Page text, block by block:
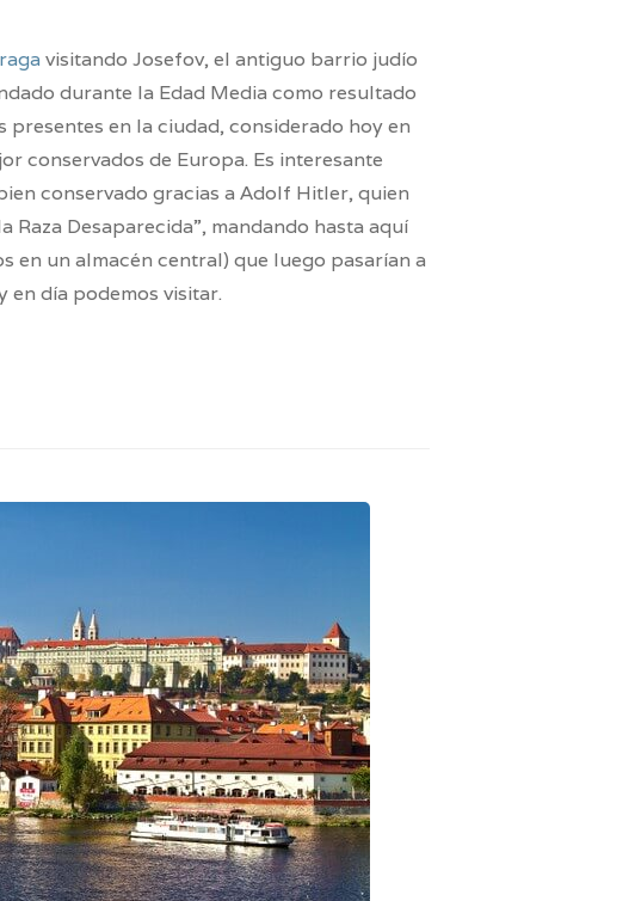
visitando Josefov, el antiguo barrio judío
durante la Edad Media como resultado
presentes en la ciudad, considerado hoy en
conservados de Europa. Es interesante
conservado gracias a Adolf Hitler, quien
Raza Desaparecida”, mandando hasta aquí
en un almacén central) que luego pasarían a
día podemos visitar.